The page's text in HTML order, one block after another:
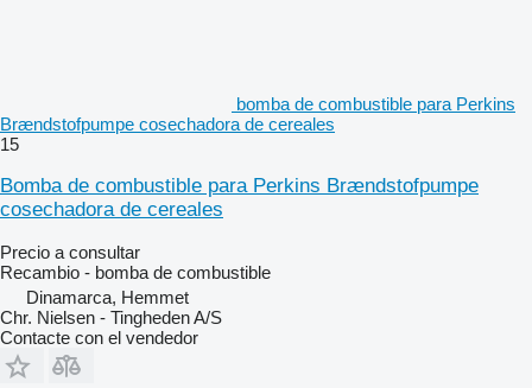
bomba de combustible para Perkins
Brændstofpumpe cosechadora de cereales
15
Bomba de combustible para Perkins Brændstofpumpe
cosechadora de cereales
Precio a consultar
Recambio - bomba de combustible
Dinamarca, Hemmet
Chr. Nielsen - Tingheden A/S
Contacte con el vendedor